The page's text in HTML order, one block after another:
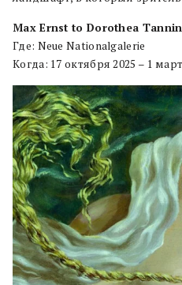
Max Ernst to Dorothea
Где: Neue Nationalgalerie
Когда: 17 октября 2025 – 1